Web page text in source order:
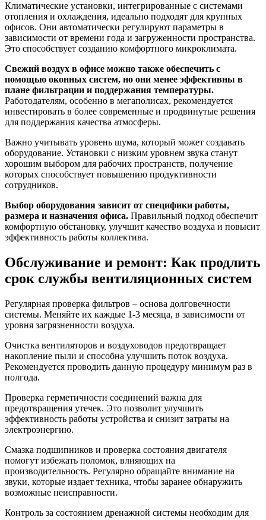
Климатические установки, интегрированные с системами
отопления и охлаждения, идеально подходят для крупных
офисов. Они автоматически регулируют параметры в
зависимости от времени года и загруженности пространства.
Это способствует созданию комфортного микроклимата.
Свежий воздух в офисе можно также обеспечить с
помощью оконных систем, но они менее эффективны в
плане фильтрации и поддержания температуры.
Работодателям, особенно в мегаполисах, рекомендуется
инвестировать в более современные и продвинутые решения
для поддержания качества атмосферы.
Важно учитывать уровень шума, который может создавать
оборудование. Установки с низким уровнем звука станут
хорошим выбором для рабочих пространств, получение
которых способствует повышению продуктивности
сотрудников.
Выбор оборудования зависит от специфики работы,
размера и назначения офиса. Правильный подход обеспечит
комфортную обстановку, улучшит качество воздуха и повысит
эффективность работы коллектива.
Обслуживание и ремонт: Как продлить
срок службы вентиляционных систем
Регулярная проверка фильтров – основа долговечности
системы. Меняйте их каждые 1-3 месяца, в зависимости от
уровня загрязненности воздуха.
Очистка вентиляторов и воздуховодов предотвращает
накопление пыли и способна улучшить поток воздуха.
Рекомендуется проводить данную процедуру минимум раз в
полгода.
Проверка герметичности соединений важна для
предотвращения утечек. Это позволит улучшить
эффективность работы устройства и снизит затраты на
электроэнергию.
Смазка подшипников и проверка состояния двигателя
помогут избежать поломок, влияющих на
производительность. Регулярно обращайте внимание на
звуки, которые издает техника, чтобы заранее обнаружить
возможные неисправности.
Контроль за состоянием дренажной системы необходим для